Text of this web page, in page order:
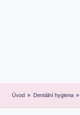
Úvod » Dentální hygiena »